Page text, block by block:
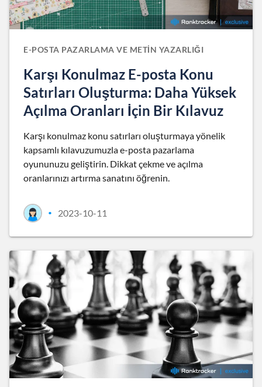
E-POSTA PAZARLAMA VE METIN YAZARLIĞI
Karşı Konulmaz E-posta Konu
Satırları Oluşturma: Daha Yüksek
Açılma Oranları İçin Bir Kılavuz
Karşı konulmaz konu satırları oluşturmaya yönelik
kapsamlı kılavuzumuzla e-posta pazarlama
oyununuzu geliştirin. Dikkat çekme ve açılma
oranlarınızı artırma sanatını öğrenin.
• 2023-10-11